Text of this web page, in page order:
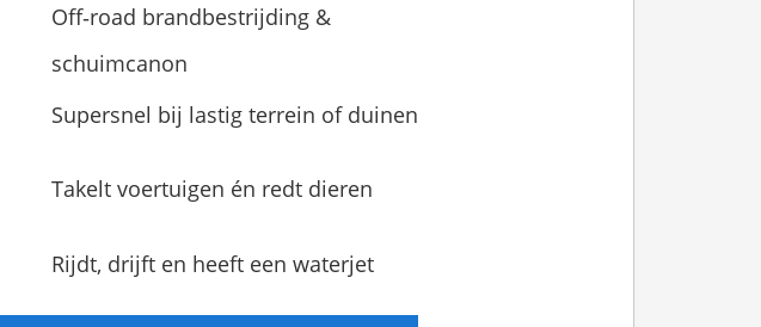
Off‑road brandbestrijding &
schuimcanon
Supersnel bij lastig terrein of duinen
Takelt voertuigen én redt dieren
Rijdt, drijft en heeft een waterjet